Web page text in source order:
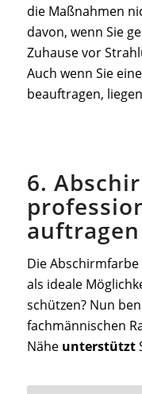
die Maßnahmen
davon, wenn Sie
Zuhause vor
Auch wenn Sie
beauftragen,
6.
Die Abschirmfarbe
als ideale
schützen? Nun
fachmännischen
Nähe unterstützt